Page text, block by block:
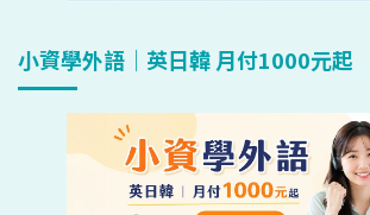
小資學外語｜英日韓 月付1000元起